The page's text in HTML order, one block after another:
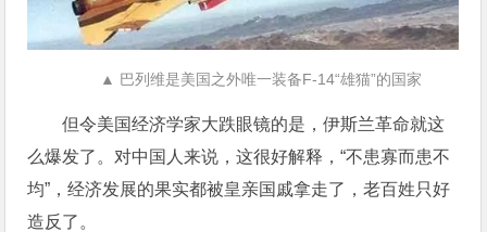
▲ 巴列维是美国之外唯一装备F-14“雄猫”的国家
但令美国经济学家大跌眼镜的是，伊斯兰革命就这
么爆发了。对中国人来说，这很好解释，“不患寡而患不
均”，经济发展的果实都被皇亲国戚拿走了，老百姓只好
造反了。